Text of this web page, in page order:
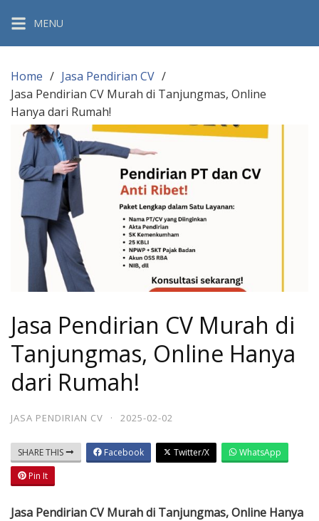
content
MENU
Home
Jasa Pendirian CV
Jasa Pendirian CV Murah di Tanjungmas, Online
Hanya dari Rumah!
Jasa Pendirian CV Murah di
Tanjungmas, Online Hanya
dari Rumah!
JASA PENDIRIAN CV · 2025-02-02
SHARE THIS Facebook Twitter/X
WhatsApp
Pin It
Jasa Pendirian CV Murah di Tanjungmas, Online Hanya